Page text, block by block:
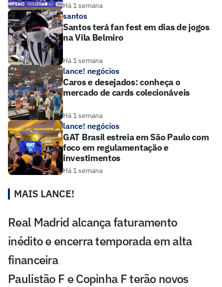
Há 1 semana
santos
Santos terá fan fest em dias de jogos
na Vila Belmiro
Há 1 semana
lance! negócios
Caros e desejados: conheça o
mercado de cards colecionáveis
Há 1 semana
lance! negócios
GAT Brasil estreia em São Paulo com
foco em regulamentação e
investimentos
Há 1 semana
MAIS LANCE!
Real Madrid alcança faturamento
inédito e encerra temporada em alta
financeira
Paulistão F e Copinha F terão novos